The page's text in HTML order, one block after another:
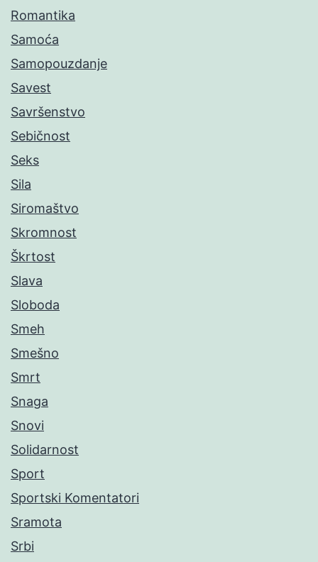
Romantika
Samoća
Samopouzdanje
Savest
Savršenstvo
Sebičnost
Seks
Sila
Siromaštvo
Skromnost
Škrtost
Slava
Sloboda
Smeh
Smešno
Smrt
Snaga
Snovi
Solidarnost
Sport
Sportski Komentatori
Sramota
Srbi